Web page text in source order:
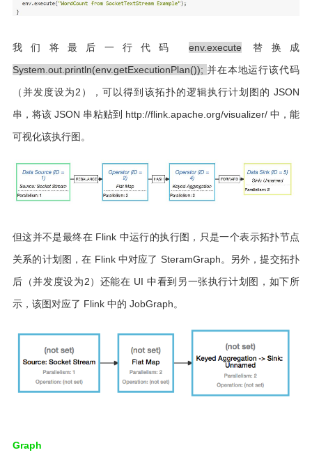
我们将最后一行代码env.execute 替换成
System.out.println(env.getExecutionPlan()); 并在本地运行该代码
（并发度设为2），可以得到该拓扑的逻辑执行计划图的 JSON
串，将该 JSON 串粘贴到 http://flink.apache.org/visualizer/中，能
可视化该执行图。
但这并不是最终在 Flink 中运行的执行图，只是一个表示拓扑节点
关系的计划图，在 Flink 中对应了 SteramGraph。另外，提交拓扑
后（并发度设为2）还能在 UI 中看到另一张执行计划图，如下所
示，该图对应了 Flink 中的 JobGraph。
Graph